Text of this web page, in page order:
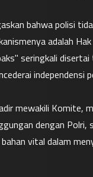
bahwa polisi
adalah Hak
seringkali
mewakili Komite,
dengan
vital dalam